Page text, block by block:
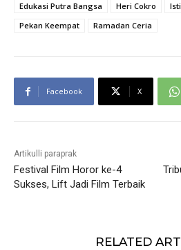
Edukasi Putra Bangsa
Heri Cokro
Pekan Keempat
Ramadan Ceria
Facebook X
Artikulli paraprak
Festival Film Horor ke-4
Sukses, Lift Jadi Film Terbaik
RELATED